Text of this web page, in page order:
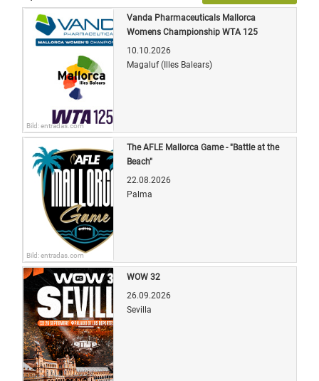
Bild: entradas.com
Vanda Pharmaceuticals Mallorca
Womens Championship WTA 125
10.10.2026
Magaluf (Illes Balears)
Bild: entradas.com
The AFLE Mallorca Game - "Battle at the
Beach"
22.08.2026
Palma
WOW 32
26.09.2026
Sevilla